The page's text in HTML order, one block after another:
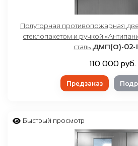
Полуторная противопожарная
стеклопакетом и ручкой
сталь ДМП(О)-02-
110 000 руб.
Предзаказ
Быстрый просмотр